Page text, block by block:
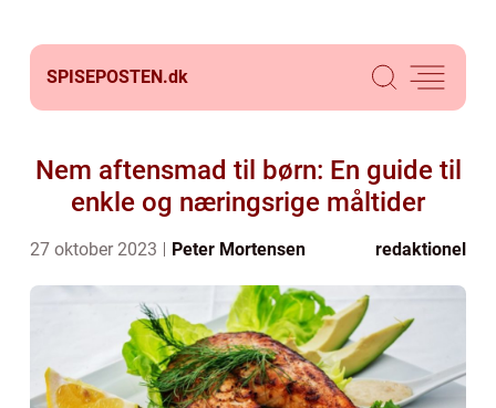
SPISEPOSTEN.dk
Nem aftensmad til børn: En guide til
enkle og næringsrige måltider
27 oktober 2023 Peter Mortensen redaktionel